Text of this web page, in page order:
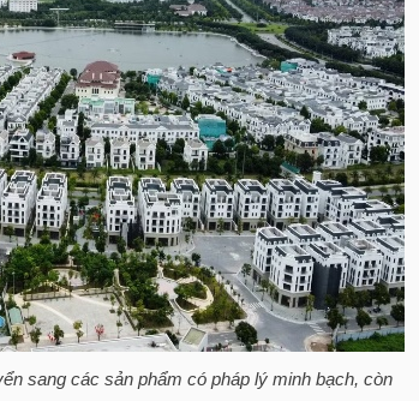
sang các sản phẩm có pháp lý minh bạch, còn